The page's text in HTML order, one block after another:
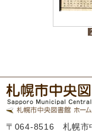
〒064-8516 札幌市